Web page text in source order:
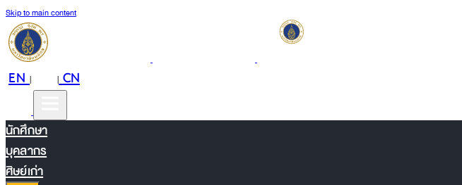
Skip to main content
EN| |CN
นักศึกษา
บุคลากร
ศิษย์เก่า